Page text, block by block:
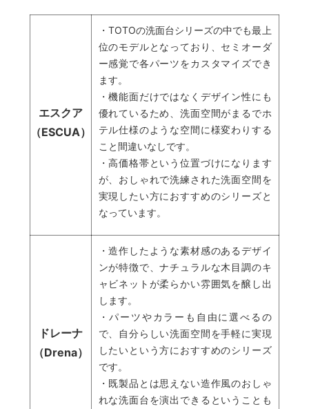
エスクア
（ESCUA）
・TOTOの洗面台シリーズの中でも最上
位のモデルとなっており、セミオーダ
ー感覚で各パーツをカスタマイズでき
ます。
・機能面だけではなくデザイン性にも
優れているため、洗面空間がまるでホ
テル仕様のような空間に様変わりする
こと間違いなしです。
・高価格帯という位置づけになります
が、おしゃれで洗練された洗面空間を
実現したい方におすすめのシリーズと
なっています。
ドレーナ
（Drena）
・造作したような素材感のあるデザイ
ンが特徴で、ナチュラルな木目調のキ
ャビネットが柔らかい雰囲気を醸し出
します。
・パーツやカラーも自由に選べるの
で、自分らしい洗面空間を手軽に実現
したいという方におすすめのシリーズ
です。
・既製品とは思えない造作風のおしゃ
れな洗面台を演出できるということも